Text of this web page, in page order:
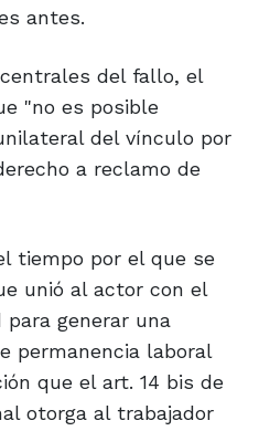
antes.
del fallo, el
"no es posible
del vínculo por
a reclamo de
tiempo por el que se
unió al actor con el
generar una
permanencia laboral
que el art. 14 bis de
otorga al trabajador